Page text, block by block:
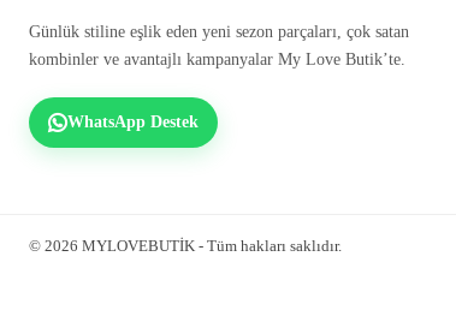
Günlük stiline eşlik eden yeni sezon parçaları, çok satan
kombinler ve avantajlı kampanyalar My Love Butik’te.
WhatsApp Destek
© 2026 MYLOVEBUTİK - Tüm hakları saklıdır.